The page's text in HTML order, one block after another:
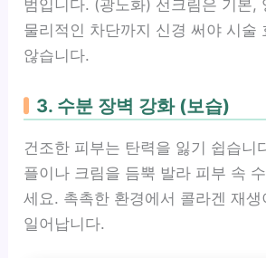
범입니다. (광노화) 선크림은 기본,
물리적인 차단까지 신경 써야 시술
않습니다.
3. 수분 장벽 강화 (보습)
건조한 피부는 탄력을 잃기 쉽습니
플이나 크림을 듬뿍 발라 피부 속
세요. 촉촉한 환경에서 콜라겐 재생
일어납니다.